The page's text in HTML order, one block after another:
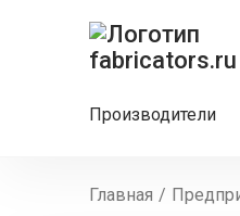
Производители
Главная /